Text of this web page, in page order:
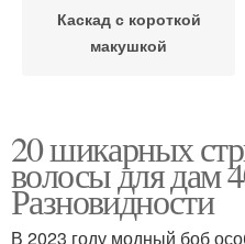
Каскад с короткой
макушкой
20 шикарных
волосы для дам
Разновидности
В 2023 году модный боб